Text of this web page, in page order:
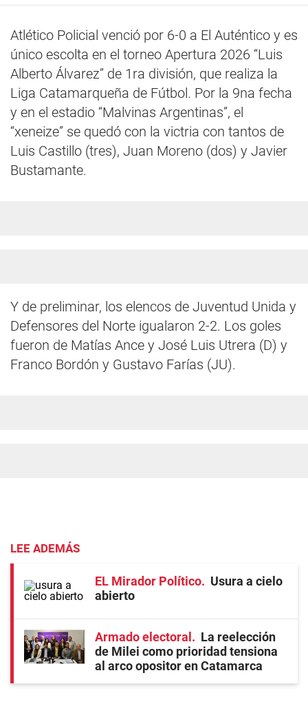
Atlético Policial venció por 6-0 a El Auténtico y es
único escolta en el torneo Apertura 2026 “Luis
Alberto Álvarez” de 1ra división, que realiza la
Liga Catamarqueña de Fútbol. Por la 9na fecha
y en el estadio “Malvinas Argentinas”, el
“xeneize” se quedó con la victria con tantos de
Luis Castillo (tres), Juan Moreno (dos) y Javier
Bustamante.
Y de preliminar, los elencos de Juventud Unida y
Defensores del Norte igualaron 2-2. Los goles
fueron de Matías Ance y José Luis Utrera (D) y
Franco Bordón y Gustavo Farías (JU).
LEE ADEMÁS
EL Mirador Político
Usura a cielo
abierto
Armado electoral
La reelección
de Milei como prioridad tensiona
al arco opositor en Catamarca